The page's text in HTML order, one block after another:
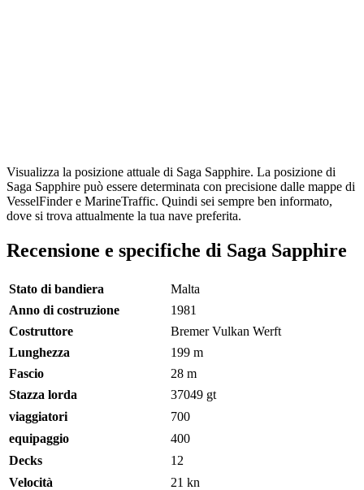
Visualizza la posizione attuale di Saga Sapphire. La posizione di
Saga Sapphire può essere determinata con precisione dalle mappe di
VesselFinder e MarineTraffic. Quindi sei sempre ben informato,
dove si trova attualmente la tua nave preferita.
Recensione e specifiche di Saga Sapphire
Stato di bandiera
Malta
Anno di costruzione
1981
Costruttore
Bremer Vulkan Werft
Lunghezza
199 m
Fascio
28 m
Stazza lorda
37049 gt
viaggiatori
700
equipaggio
400
Decks
12
Velocità
21 kn